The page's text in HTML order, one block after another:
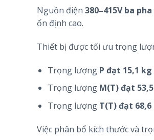
Nguồn điện 380–415V ba pha
ổn định cao.
Thiết bị được tối ưu trọng
Trọng lượng P đạt 15,1 kg
Trọng lượng M(T) đạt
Trọng lượng T(T) đạt 68,6
Việc phân bổ kích thước và